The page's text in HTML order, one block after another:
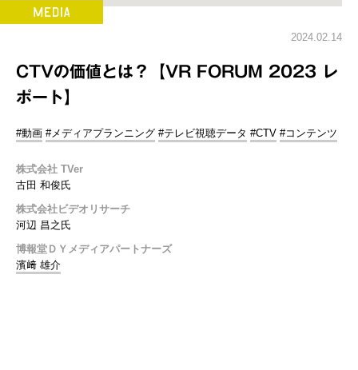
2024.02.14
CTVの価値とは？【VR FORUM 2023 レ
ポート】
#動画 #メディアプランニング #テレビ視聴データ #CTV #コンテンツ
株式会社 TVer
古田 和俊氏
株式会社ビデオリサーチ
河辺 昌之氏
博報堂ＤＹメディアパートナーズ
濱﨑 雄介